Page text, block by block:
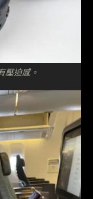
壓迫感。